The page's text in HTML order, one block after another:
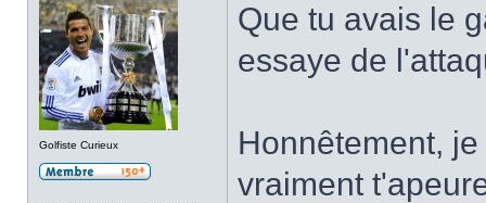
Golfiste Curieux
Que tu avais le
essaye de
Honnêtement,
vraiment